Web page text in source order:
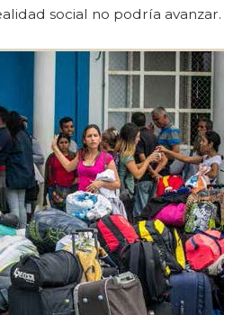
social no podría avanzar.